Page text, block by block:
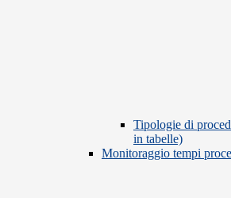
Tipologie di
in tabelle)
Monitoraggio tempi